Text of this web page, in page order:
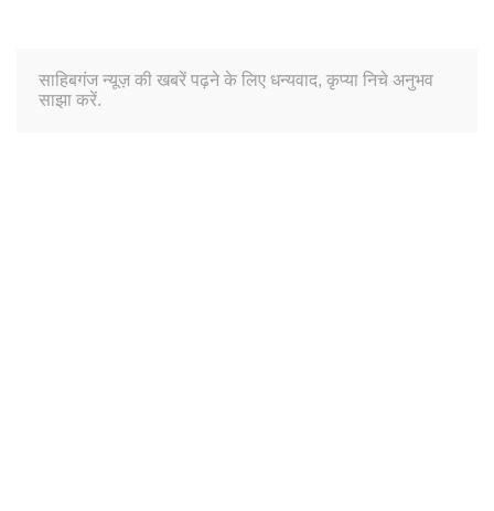
साहिबगंज न्यूज़ की खबरें पढ़ने के लिए धन्यवाद, कृप्या निचे अनुभव
साझा करें.